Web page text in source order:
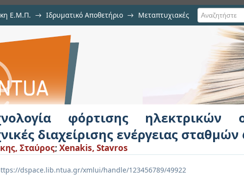
Ε.Μ.Π. → Ιδρυματικό Αποθετήριο → Μεταπτυχιακές
ηλεκτρικών οχημάτων και
φόρτισης ηλεκτρικών
διαχείρισης ενέργειας
Σταύρος; Xenakis, Stavros
dspace.lib.ntua.gr/xmlui/handle/123456789/49922